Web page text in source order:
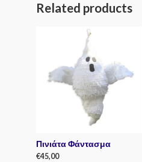
Related products
Πινιάτα Φάντασμα
€45,00